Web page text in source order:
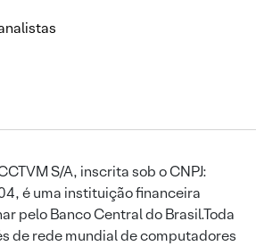
S/A, inscrita sob o CNPJ:
é uma instituição financeira
pelo Banco Central do Brasil.Toda
de rede mundial de computadores